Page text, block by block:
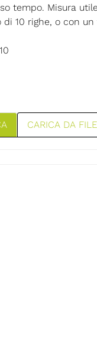
tempo. Misura
10 righe, o con
10
CARICA DA FILE